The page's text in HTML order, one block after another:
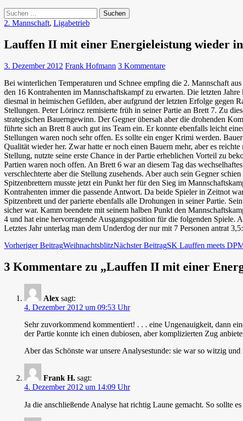
Suchen
nach:
2. Mannschaft, Ligabetrieb
Lauffen II mit einer Energieleistung wieder
3. Dezember 2012 Frank Hofmann 3 Kommentare
Bei winterlichen Temperaturen und Schnee empfing die 2. Mannschaft
den 16 Kontrahenten im Mannschaftskampf zu erwarten. Die letzten
diesmal in heimischen Gefilden, aber aufgrund der letzten Erfolge gegen
Stellungen. Peter Lörincz remisierte früh in seiner Partie an Brett 7. Zu
strategischen Bauerngewinn. Der Gegner übersah aber die drohenden
führte sich an Brett 8 auch gut ins Team ein. Er konnte ebenfalls leicht
Stellungen waren noch sehr offen. Es sollte ein enger Krimi werden.
Qualität wieder her. Zwar hatte er noch einen Bauern mehr, aber es
Stellung, nutzte seine erste Chance in der Partie erheblichen Vorteil zu
Partien waren noch offen. An Brett 6 war an diesem Tag das
verschlechterte aber die Stellung zusehends. Aber auch sein Gegner
Spitzenbrettern musste jetzt ein Punkt her für den Sieg im
Kontrahenten immer die passende Antwort. Da beide Spieler in Zeitnot
Spitzenbrett und der parierte ebenfalls alle Drohungen in seiner Partie.
sicher war. Kamm beendete mit seinem halben Punkt den
4 und hat eine hervorragende Ausgangsposition für die folgenden
Letztes Jahr unterlag man dem Underdog der nur mit 7 Personen antrat
Beitragsnavigation
Vorheriger BeitragWeihnachtsblitzNächster BeitragSK Lauffen meets
3 Kommentare zu „Lauffen II mit einer
Alex sagt:
4. Dezember 2012 um 09:53 Uhr
Sehr zuvorkommend kommentiert! . . . eine Ungenauigkeit, dann
der Partie konnte ich einen dubiosen, aber komplizierten Zug
Aber das Schönste war unsere Analysestunde: sie war so witzig
Frank H. sagt:
4. Dezember 2012 um 14:09 Uhr
Ja die anschließende Analyse hat richtig Laune gemacht. So sollte